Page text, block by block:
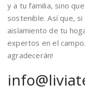
y a tu familia, sino
sostenible. Así que,
aislamiento de tu
expertos en el
agradecerán!